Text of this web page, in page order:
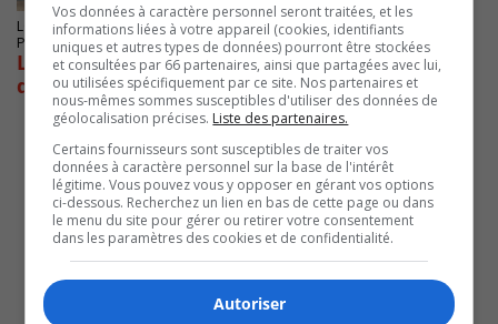
LONGUEUIL
Publié le 16 février 2024 à 07h55
Les infirmières de la FIQ se sentent comme
des pions
Vos données à caractère personnel seront traitées, et les
informations liées à votre appareil (cookies, identifiants
uniques et autres types de données) pourront être stockées
et consultées par 66 partenaires, ainsi que partagées avec lui,
ou utilisées spécifiquement par ce site. Nos partenaires et
nous-mêmes sommes susceptibles d'utiliser des données de
géolocalisation précises. Liste des partenaires.
Certains fournisseurs sont susceptibles de traiter vos
données à caractère personnel sur la base de l'intérêt
légitime. Vous pouvez vous y opposer en gérant vos options
ci-dessous. Recherchez un lien en bas de cette page ou dans
le menu du site pour gérer ou retirer votre consentement
dans les paramètres des cookies et de confidentialité.
Autoriser